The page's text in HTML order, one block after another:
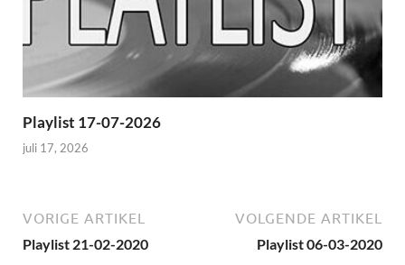
Playlist 17-07-2026
juli 17, 2026
VORIGE ARTIKEL
Playlist 21-02-2020
VOLGENDE ARTIKEL
Playlist 06-03-2020